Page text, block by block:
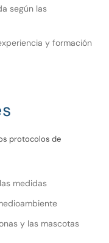
según las
y formación
protocolos de
medidas
y las mascotas